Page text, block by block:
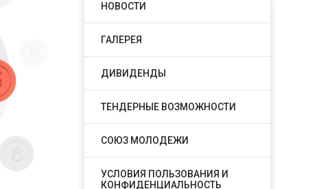
НОВОСТИ
ГАЛЕРЕЯ
ДИВИДЕНДЫ
ТЕНДЕРНЫЕ ВОЗМОЖНОСТИ
СОЮЗ МОЛОДЕЖИ
УСЛОВИЯ ПОЛЬЗОВАНИЯ И
КОНФИДЕНЦИАЛЬНОСТЬ